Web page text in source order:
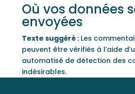
Où vos données
envoyées
Texte suggéré : Les
peuvent être vérifiés à l’aide
automatisé de détection des
indésirables.